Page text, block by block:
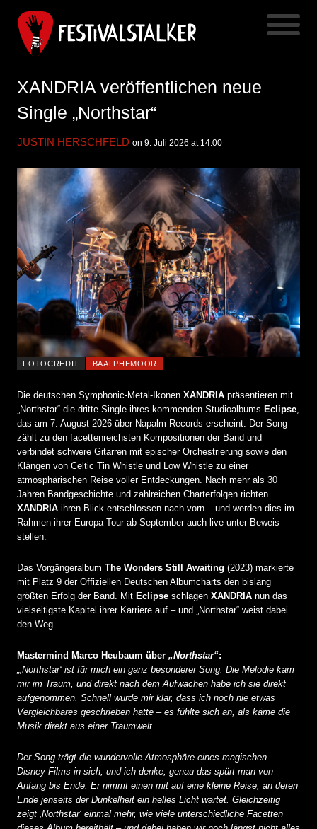
XANDRIA veröffentlichen neue
Single „Northstar“
JUSTIN HERSCHFELD on 9. Juli 2026 at 14:00
FOTOCREDIT BAALPHEMOOR
Die deutschen Symphonic-Metal-Ikonen XANDRIA präsentieren mit
„Northstar“ die dritte Single ihres kommenden Studioalbums Eclipse
das am 7. August 2026 über Napalm Records erscheint. Der Song
zählt zu den facettenreichsten Kompositionen der Band und
verbindet schwere Gitarren mit epischer Orchestrierung sowie den
Klängen von Celtic Tin Whistle und Low Whistle zu einer
atmosphärischen Reise voller Entdeckungen. Nach mehr als 30
Jahren Bandgeschichte und zahlreichen Charterfolgen richten
XANDRIA ihren Blick entschlossen nach vorn – und werden dies im
Rahmen ihrer Europa-Tour ab September auch live unter Beweis
stellen.
Das Vorgängeralbum The Wonders Still Awaiting (2023) markierte
mit Platz 9 der Offiziellen Deutschen Albumcharts den bislang
größten Erfolg der Band. Mit Eclipse schlagen XANDRIA nun das
vielseitigste Kapitel ihrer Karriere auf – und „Northstar“ weist dabei
den Weg.
Mastermind Marco Heubaum über „Northstar“:
„‚Northstar‘ ist für mich ein ganz besonderer Song. Die Melodie kam
mir im Traum, und direkt nach dem Aufwachen habe ich sie direkt
aufgenommen. Schnell wurde mir klar, dass ich noch nie etwas
Vergleichbares geschrieben hatte – es fühlte sich an, als käme die
Musik direkt aus einer Traumwelt.
Der Song trägt die wundervolle Atmosphäre eines magischen
Disney-Films in sich, und ich denke, genau das spürt man von
Anfang bis Ende. Er nimmt einen mit auf eine kleine Reise, an deren
Ende jenseits der Dunkelheit ein helles Licht wartet. Gleichzeitig
zeigt ‚Northstar‘ einmal mehr, wie viele unterschiedliche Facetten